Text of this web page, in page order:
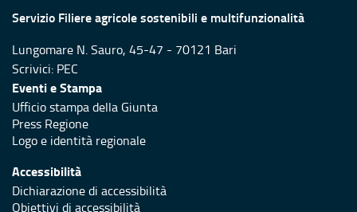
Servizio Filiere agricole sostenibili e multifunzionalità
Lungomare N. Sauro, 45-47 - 70121 Bari
Scrivici: PEC
Eventi e Stampa
Ufficio stampa della Giunta
Press Regione
Logo e identità regionale
Accessibilità
Dichiarazione di accessibilità
Obiettivi di accessibilità